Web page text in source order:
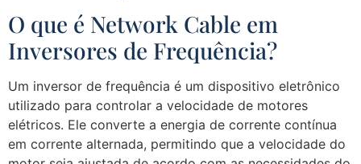
O que é Network Cable em
Inversores de Frequência?
Um inversor de frequência é um dispositivo eletrônico
utilizado para controlar a velocidade de motores
elétricos. Ele converte a energia de corrente contínua
em corrente alternada, permitindo que a velocidade do